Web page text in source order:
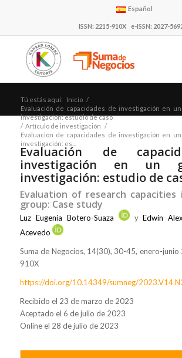
Español
ISSN: 2215-910X e-ISSN: 2027-
Tú estás aquí: Inicio /
Evaluación de capacidades de investigación en
investigación: estudio de caso
/ Artículo de investigación /
Evaluación de capacidades de investigación en
investigación: es...
Evaluación de
investigación en un
investigación: estudio de
Evaluation of research capacities
group: Case study
Luz Eugenia Botero-Suaza yEdwin
Acevedo
Suma de Negocios, 14(30), 30-45, enero-junio
910X
https://doi.org/10.14349/sumneg/
Recibido el 23 de marzo de 2023
Aceptado el 6 de julio de 2023
Online el 28 de julio de 2023